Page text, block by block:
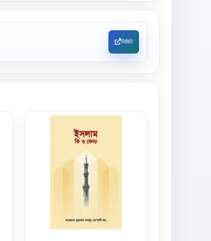
ভিজিট